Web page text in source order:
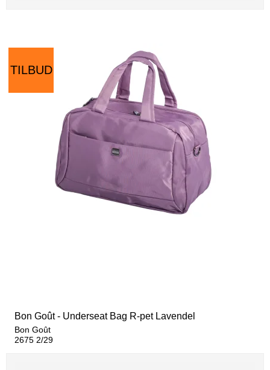
TILBUD
Bon Goût - Underseat Bag R-pet Lavendel
Bon Goût
2675 2/29